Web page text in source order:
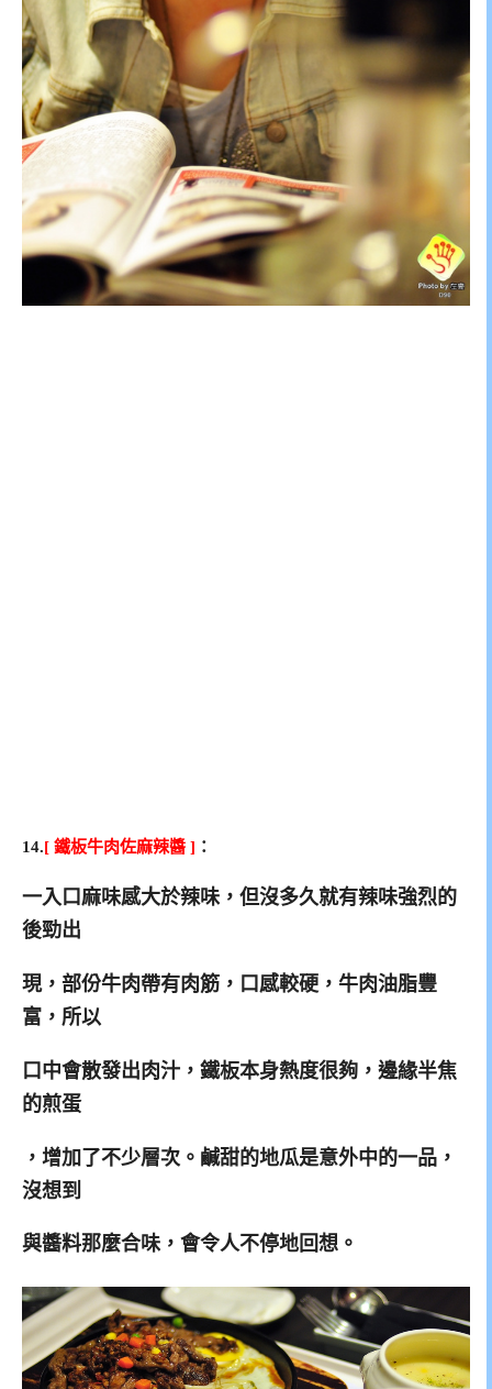
14.[ 鐵板牛肉佐麻辣醬 ] ：
一入口麻味感大於辣味，但沒多久就有辣味強烈的
後勁出
現，部份牛肉帶有肉筋，口感較硬，牛肉油脂豐
富，所以
口中會散發出肉汁，鐵板本身熱度很夠，邊緣半焦
的煎蛋
，增加了不少層次。鹹甜的地瓜是意外中的一品，
沒想到
與醬料那麼合味，會令人不停地回想。